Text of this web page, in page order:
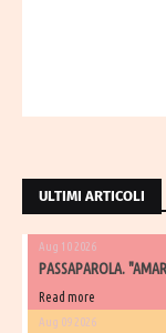
ULTIMI ARTICOLI
Aug 10 2026
PASSAPAROLA.
Read more
Aug 09 2026